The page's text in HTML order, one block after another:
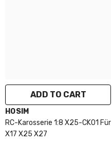
ADD TO CART
VENDOR:
HOSIM
RC-Karosserie 1:8 X25-CK01 Für
X17 X25 X27